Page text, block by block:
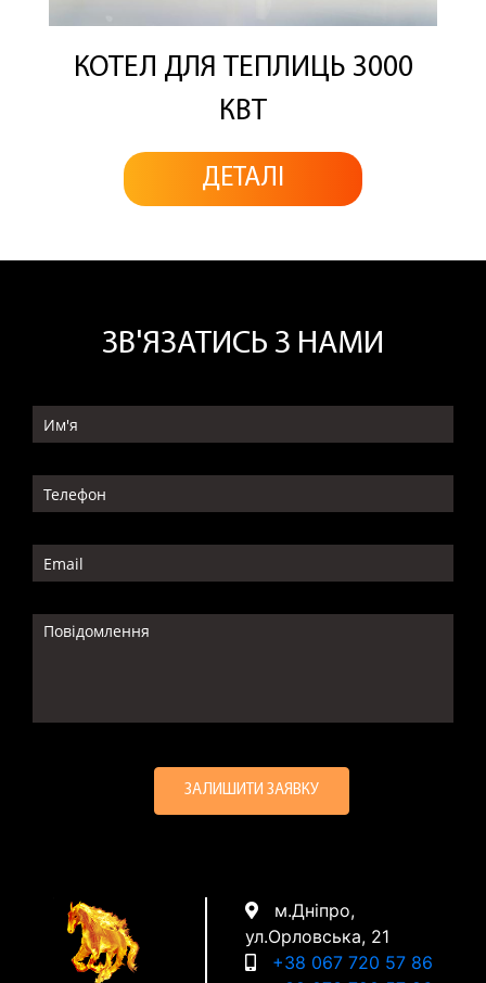
КОТЕЛ ДЛЯ ТЕПЛИЦЬ 3000
КВТ
ДЕТАЛІ
ЗВ'ЯЗАТИСЬ З НАМИ
м.Дніпро,
ул.Орловська, 21
+38 067 720 57 86